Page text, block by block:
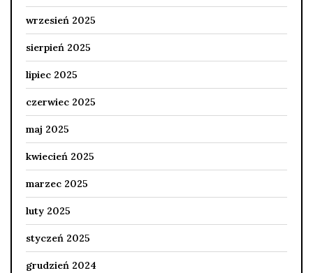
wrzesień 2025
sierpień 2025
lipiec 2025
czerwiec 2025
maj 2025
kwiecień 2025
marzec 2025
luty 2025
styczeń 2025
grudzień 2024